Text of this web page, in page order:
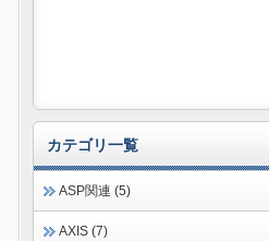
カテゴリ一覧
ASP関連 (5)
AXIS (7)